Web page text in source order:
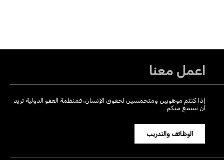
اعمل معنا
إذا كنتم موهوبين ومتحمسين لحقوق الإنسان، فمنظمة العفو الدولية تريد
أن تسمع منكم.
الوظائف والتدريب